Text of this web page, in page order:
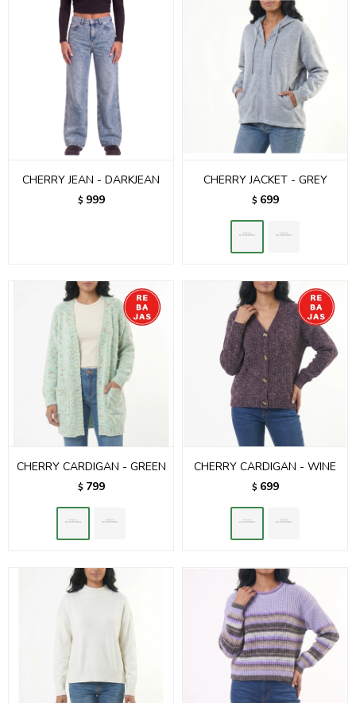
CHERRY JEAN - DARKJEAN
$ 999
CHERRY JACKET - GREY
$ 699
CHERRY CARDIGAN - GREEN
$ 799
CHERRY CARDIGAN - WINE
$ 699